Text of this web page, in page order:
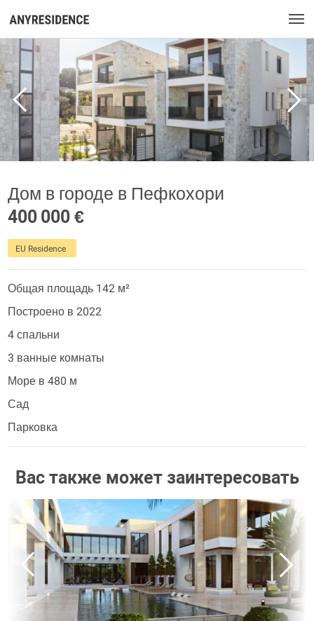
Дом в городе в Пефкохори
400 000 €
EU Residence
Общая площадь 142 м²
Построено в 2022
4 спальни
3 ванные комнаты
Море в 480 м
Сад
Парковка
Вас также может заинтересовать